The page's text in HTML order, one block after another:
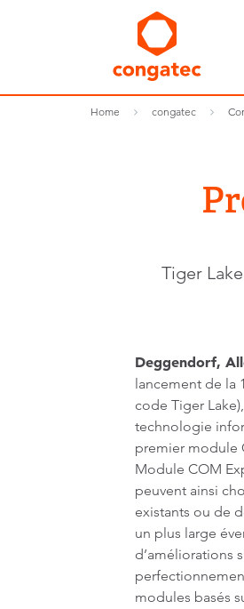
Home congatec
Tiger
Deggendorf,
lancement de la
code Tiger
technologie
premier module
Module COM
peuvent ainsi
existants ou de
un plus large
d’améliorations
modules basés